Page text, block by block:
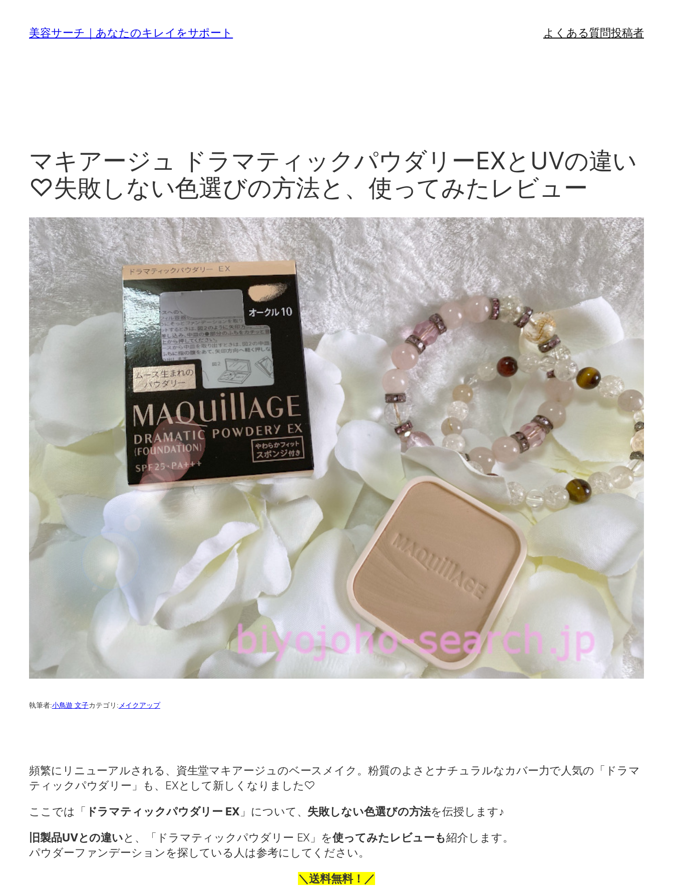
美容サーチ｜あなたのキレイをサポート よくある質問投稿者
マキアージュ ドラマティックパウダリーEXとUVの違い
♡失敗しない色選びの方法と、使ってみたレビュー
執筆者:小鳥遊 文子カテゴリ: メイクアップ
頻繁にリニューアルされる、資生堂マキアージュのベースメイク。粉質のよさとナチュラルなカバー力で人気の「ドラマ
ティックパウダリー」も、EXとして新しくなりました♡
ここでは「
ドラマティックパウダリー EX 」について、 失敗しない色選びの方法を伝授します♪
旧製品UVとの違いと、「ドラマティックパウダリー EX」を使ってみたレビューも紹介します。
パウダーファンデーションを探している人は参考にしてください。
＼送料無料！／